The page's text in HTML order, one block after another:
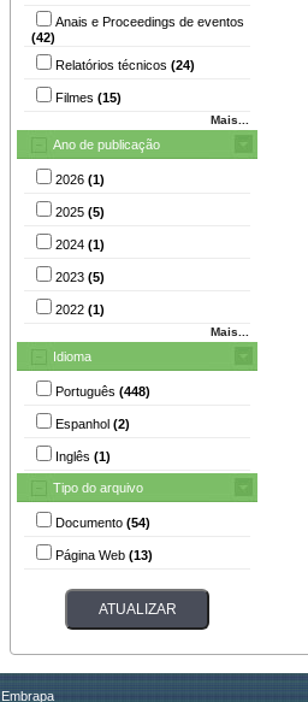
Anais e Proceedings de eventos
(42)
Relatórios técnicos (24)
Filmes (15)
Mais...
Ano de publicação
2026 (1)
2025 (5)
2024 (1)
2023 (5)
2022 (1)
Mais...
Idioma
Português (448)
Espanhol (2)
Inglês (1)
Tipo do arquivo
Documento (54)
Página Web (13)
Embrapa